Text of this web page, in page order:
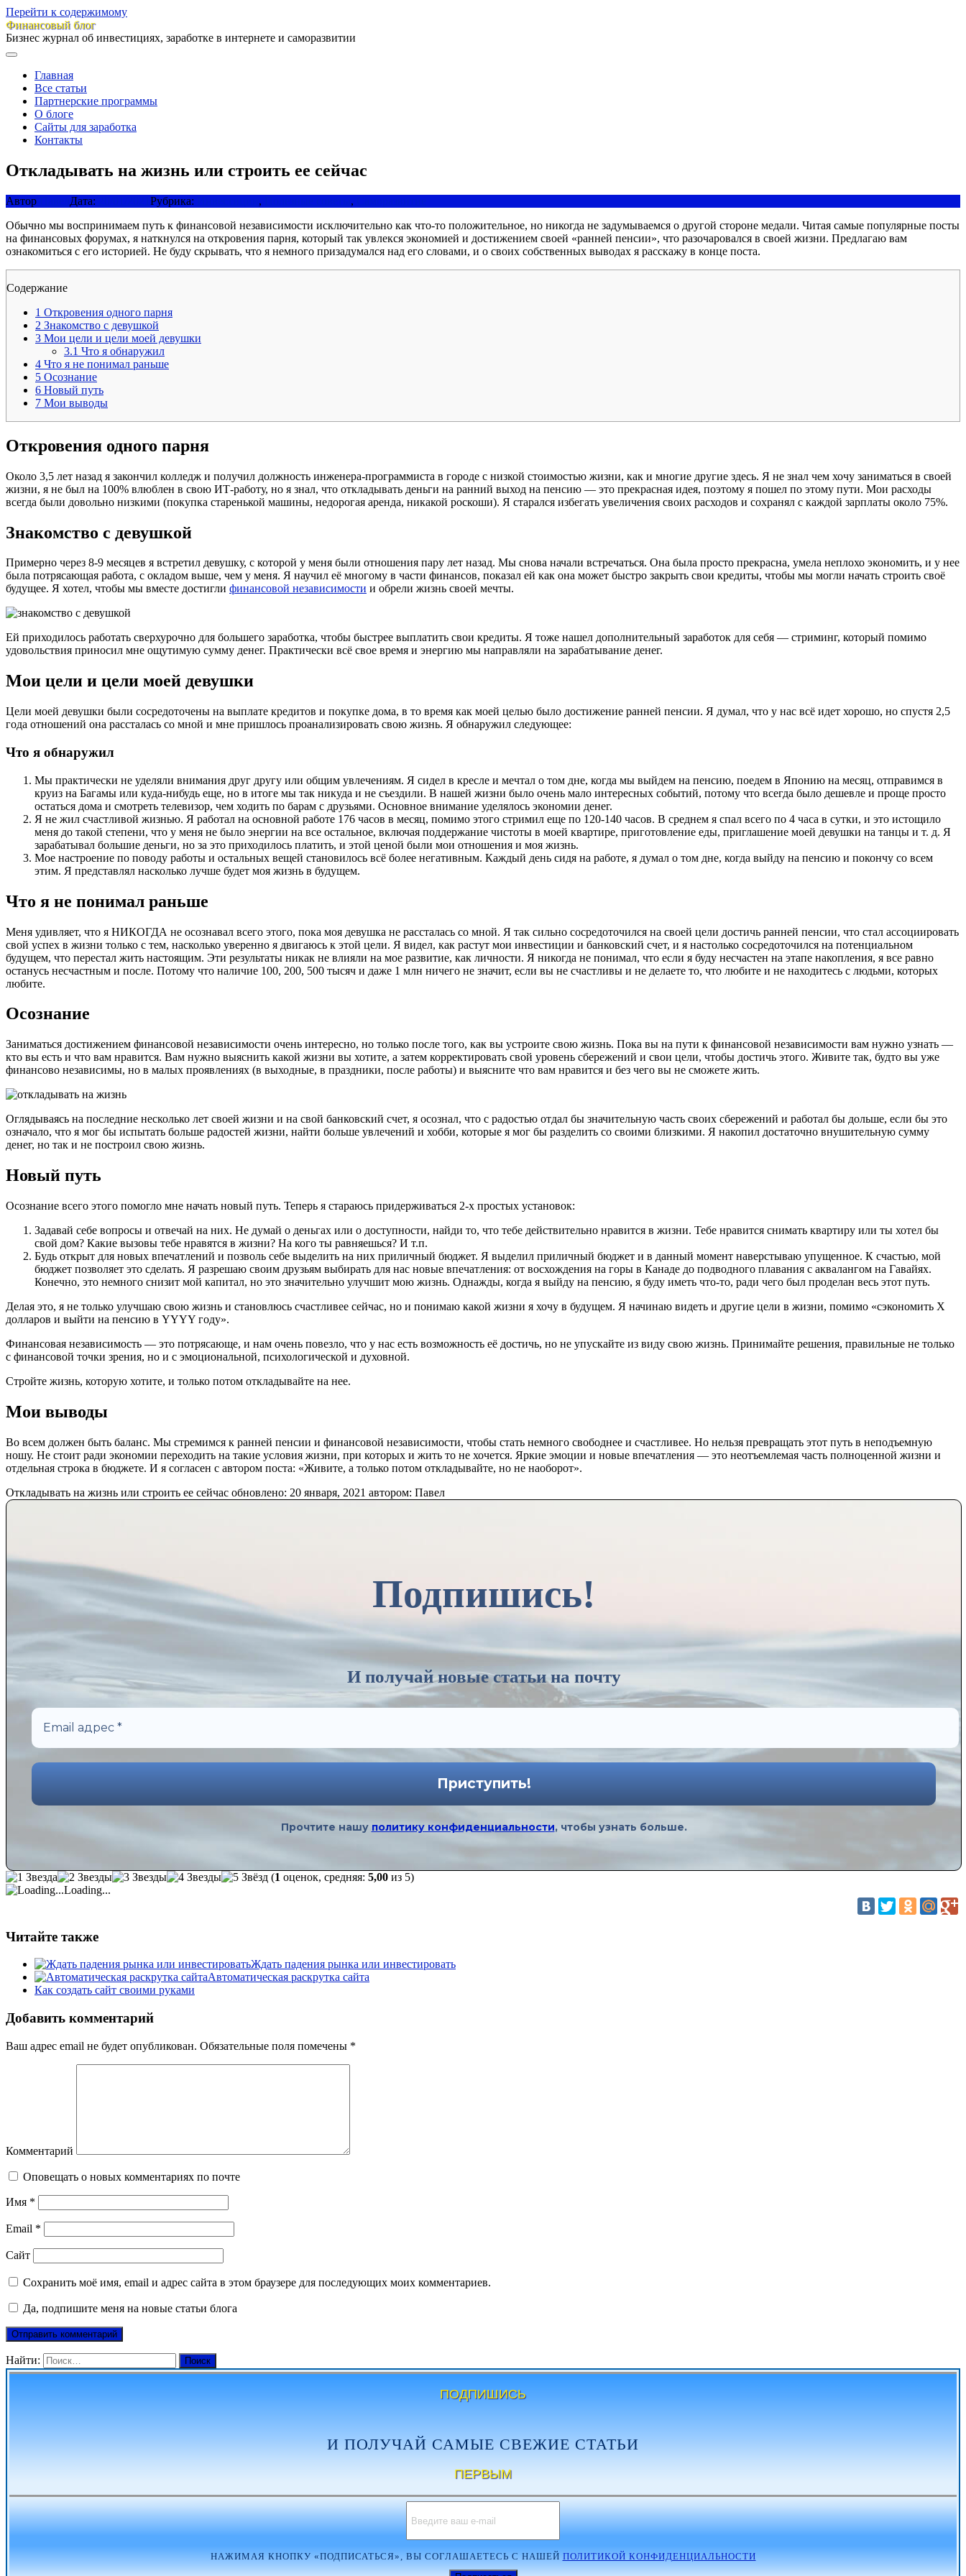
Перейти к содержимому
Финансовый блог
Бизнес журнал об инвестициях, заработке в интернете и саморазвитии
Главная
Все статьи
Партнерские программы
О блоге
Сайты для заработка
Контакты
Откладывать на жизнь или строить ее сейчас
Автор Дата: Рубрика: , ,
Обычно мы воспринимаем путь к финансовой независимости исключительно как что-то положительное, но никогда не задумываемся о другой стороне медали. Читая самые популярные посты
на финансовых форумах, я наткнулся на откровения парня, который так увлекся экономией и достижением своей «ранней пенсии», что разочаровался в своей жизни. Предлагаю вам
ознакомиться с его историей. Не буду скрывать, что я немного призадумался над его словами, и о своих собственных выводах я расскажу в конце поста.
Содержание
1 Откровения одного парня
2 Знакомство с девушкой
3 Мои цели и цели моей девушки
3.1 Что я обнаружил
4 Что я не понимал раньше
5 Осознание
6 Новый путь
7 Мои выводы
Откровения одного парня
Около 3,5 лет назад я закончил колледж и получил должность инженера-программиста в городе с низкой стоимостью жизни, как и многие другие здесь. Я не знал чем хочу заниматься в своей
жизни, я не был на 100% влюблен в свою ИТ-работу, но я знал, что откладывать деньги на ранний выход на пенсию — это прекрасная идея, поэтому я пошел по этому пути. Мои расходы
всегда были довольно низкими (покупка старенькой машины, недорогая аренда, никакой роскоши). Я старался избегать увеличения своих расходов и сохранял с каждой зарплаты около 75%.
Знакомство с девушкой
Примерно через 8-9 месяцев я встретил девушку, с которой у меня были отношения пару лет назад. Мы снова начали встречаться. Она была просто прекрасна, умела неплохо экономить, и у нее
была потрясающая работа, с окладом выше, чем у меня. Я научил её многому в части финансов, показал ей как она может быстро закрыть свои кредиты, чтобы мы могли начать строить своё
будущее. Я хотел, чтобы мы вместе достигли финансовой независимости и обрели жизнь своей мечты.
Ей приходилось работать сверхурочно для большего заработка, чтобы быстрее выплатить свои кредиты. Я тоже нашел дополнительный заработок для себя — стриминг, который помимо
удовольствия приносил мне ощутимую сумму денег. Практически всё свое время и энергию мы направляли на зарабатывание денег.
Мои цели и цели моей девушки
Цели моей девушки были сосредоточены на выплате кредитов и покупке дома, в то время как моей целью было достижение ранней пенсии. Я думал, что у нас всё идет хорошо, но спустя 2,5
года отношений она рассталась со мной и мне пришлось проанализировать свою жизнь. Я обнаружил следующее:
Что я обнаружил
Мы практически не уделяли внимания друг другу или общим увлечениям. Я сидел в кресле и мечтал о том дне, когда мы выйдем на пенсию, поедем в Японию на месяц, отправимся в
круиз на Багамы или куда-нибудь еще, но в итоге мы так никуда и не съездили. В нашей жизни было очень мало интересных событий, потому что всегда было дешевле и проще просто
остаться дома и смотреть телевизор, чем ходить по барам с друзьями. Основное внимание уделялось экономии денег.
Я не жил счастливой жизнью. Я работал на основной работе 176 часов в месяц, помимо этого стримил еще по 120-140 часов. В среднем я спал всего по 4 часа в сутки, и это истощило
меня до такой степени, что у меня не было энергии на все остальное, включая поддержание чистоты в моей квартире, приготовление еды, приглашение моей девушки на танцы и т. д. Я
зарабатывал большие деньги, но за это приходилось платить, и этой ценой были мои отношения и моя жизнь.
Мое настроение по поводу работы и остальных вещей становилось всё более негативным. Каждый день сидя на работе, я думал о том дне, когда выйду на пенсию и покончу со всем
этим. Я представлял насколько лучше будет моя жизнь в будущем.
Что я не понимал раньше
Меня удивляет, что я НИКОГДА не осознавал всего этого, пока моя девушка не рассталась со мной. Я так сильно сосредоточился на своей цели достичь ранней пенсии, что стал ассоциировать
свой успех в жизни только с тем, насколько уверенно я двигаюсь к этой цели. Я видел, как растут мои инвестиции и банковский счет, и я настолько сосредоточился на потенциальном
будущем, что перестал жить настоящим. Эти результаты никак не влияли на мое развитие, как личности. Я никогда не понимал, что если я буду несчастен на этапе накопления, я все равно
останусь несчастным и после. Потому что наличие 100, 200, 500 тысяч и даже 1 млн ничего не значит, если вы не счастливы и не делаете то, что любите и не находитесь с людьми, которых
любите.
Осознание
Заниматься достижением финансовой независимости очень интересно, но только после того, как вы устроите свою жизнь. Пока вы на пути к финансовой независимости вам нужно узнать —
кто вы есть и что вам нравится. Вам нужно выяснить какой жизни вы хотите, а затем корректировать свой уровень сбережений и свои цели, чтобы достичь этого. Живите так, будто вы уже
финансово независимы, но в малых проявлениях (в выходные, в праздники, после работы) и выясните что вам нравится и без чего вы не сможете жить.
Оглядываясь на последние несколько лет своей жизни и на свой банковский счет, я осознал, что с радостью отдал бы значительную часть своих сбережений и работал бы дольше, если бы это
означало, что я мог бы испытать больше радостей жизни, найти больше увлечений и хобби, которые я мог бы разделить со своими близкими. Я накопил достаточно внушительную сумму
денег, но так и не построил свою жизнь.
Новый путь
Осознание всего этого помогло мне начать новый путь. Теперь я стараюсь придерживаться 2-х простых установок:
Задавай себе вопросы и отвечай на них. Не думай о деньгах или о доступности, найди то, что тебе действительно нравится в жизни. Тебе нравится снимать квартиру или ты хотел бы
свой дом? Какие вызовы тебе нравятся в жизни? На кого ты равняешься? И т.п.
Будь открыт для новых впечатлений и позволь себе выделить на них приличный бюджет. Я выделил приличный бюджет и в данный момент наверстываю упущенное. К счастью, мой
бюджет позволяет это сделать. Я разрешаю своим друзьям выбирать для нас новые впечатления: от восхождения на горы в Канаде до подводного плавания с аквалангом на Гавайях.
Конечно, это немного снизит мой капитал, но это значительно улучшит мою жизнь. Однажды, когда я выйду на пенсию, я буду иметь что-то, ради чего был проделан весь этот путь.
Делая это, я не только улучшаю свою жизнь и становлюсь счастливее сейчас, но и понимаю какой жизни я хочу в будущем. Я начинаю видеть и другие цели в жизни, помимо «сэкономить X
долларов и выйти на пенсию в YYYY году».
Финансовая независимость — это потрясающе, и нам очень повезло, что у нас есть возможность её достичь, но не упускайте из виду свою жизнь. Принимайте решения, правильные не только
с финансовой точки зрения, но и с эмоциональной, психологической и духовной.
Стройте жизнь, которую хотите, и только потом откладывайте на нее.
Мои выводы
Во всем должен быть баланс. Мы стремимся к ранней пенсии и финансовой независимости, чтобы стать немного свободнее и счастливее. Но нельзя превращать этот путь в неподъемную
ношу. Не стоит ради экономии переходить на такие условия жизни, при которых и жить то не хочется. Яркие эмоции и новые впечатления — это неотъемлемая часть полноценной жизни и
отдельная строка в бюджете. И я согласен с автором поста: «Живите, а только потом откладывайте, но не наоборот».
Откладывать на жизнь или строить ее сейчас обновлено: 20 января, 2021 автором: Павел
Подпишись!
И получай новые статьи на почту
Прочтите нашу политику конфиденциальности, чтобы узнать больше.
(1 оценок, средняя: 5,00 из 5)
Loading...
Читайте также
​Ждать падения рынка или инвестировать
Автоматическая раскрутка сайта
Как создать сайт своими руками
Добавить комментарий
Ваш адрес email не будет опубликован. Обязательные поля помечены *
Комментарий
Оповещать о новых комментариях по почте
Имя *
Email *
Сайт
Сохранить моё имя, email и адрес сайта в этом браузере для последующих моих комментариев.
Да, подпишите меня на новые статьи блога
Найти:
ПОДПИШИСЬ
И ПОЛУЧАЙ САМЫЕ СВЕЖИЕ СТАТЬИ
ПЕРВЫМ
НАЖИМАЯ КНОПКУ «ПОДПИСАТЬСЯ», ВЫ СОГЛАШАЕТЕСЬ С НАШЕЙ ПОЛИТИКОЙ КОНФИДЕНЦИАЛЬНОСТИ